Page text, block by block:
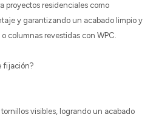
proyectos residenciales como
y garantizando un acabado limpio y
columnas revestidas con WPC.
fijación?
visibles, logrando un acabado